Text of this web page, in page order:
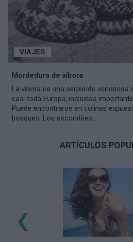
VIAJES
Mordedura de víbora
La víbora es una serpiente venenosa
casi toda Europa, incluidas
Puede encontrarse en colinas
bosques. Los escondites...
ARTÍCULOS
‹